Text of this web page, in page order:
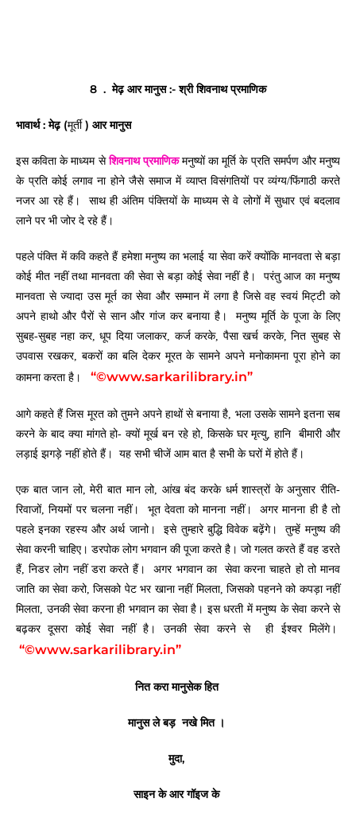
8 . मेढ़ आर मानुस :- श्री शिवनाथ प्रमाणिक
भावार्थ :मेढ़ (मूर्ती ) आर मानुस
इस कविता के माध्यम सेशिवनाथ प्रमाणिकमनुष्यों का मूर्ति के प्रति समर्पण और मनुष्य
के प्रति कोई लगाव ना होने जैसे समाज में व्याप्त विसंगतियों पर व्यंग्य/फिंगाठी करते
नजर आ रहे हैं। साथ ही अंतिम पंक्तियों के माध्यम से वे लोगों में सुधार एवं बदलाव
लाने पर भी जोर दे रहे हैं।
पहले पंक्ति में कवि कहते हैं हमेशा मनुष्य का भलाई या सेवा करें क्योंकि मानवता से बड़ा
कोई मीत नहीं तथा मानवता की सेवा से बड़ा कोई सेवा नहीं है। परंतु आज का मनुष्य
मानवता से ज्यादा उस मूर्त का सेवा और सम्मान में लगा है जिसे वह स्वयं मिट्टी को
अपने हाथो और पैरों से सान और गांज कर बनाया है। मनुष्य मूर्ति के पूजा के लिए
सुबह-सुबह नहा कर, धूप दिया जलाकर, कर्ज करके, पैसा खर्च करके, नित सुबह से
उपवास रखकर, बकरों का बलि देकर मूरत के सामने अपने मनोकामना पूरा होने का
कामना करता है।
“©www.sarkarilibrary.in”
आगे कहते हैं जिस मूरत को तुमने अपने हाथों से बनाया है, भला उसके सामने इतना सब
करने के बाद क्या मांगते हो- क्यों मूर्ख बन रहे हो, किसके घर मृत्यु, हानि बीमारी और
लड़ाई झगड़े नहीं होते हैं। यह सभी चीजें आम बात है सभी के घरों में होते हैं।
एक बात जान लो, मेरी बात मान लो, आंख बंद करके धर्म शास्त्रों के अनुसार रीति-
रिवाजों, नियमों पर चलना नहीं। भूत देवता को मानना नहीं। अगर मानना ही है तो
पहले इनका रहस्य और अर्थ जानो। इसे तुम्हारे बुद्धि विवेक बढ़ेंगे। तुम्हें मनुष्य की
सेवा करनी चाहिए। डरपोक लोग भगवान की पूजा करते है। जो गलत करते हैं वह डरते
हैं, निडर लोग नहीं डरा करते हैं। अगर भगवान का सेवा करना चाहते हो तो मानव
जाति का सेवा करो, जिसको पेट भर खाना नहीं मिलता, जिसको पहनने को कपड़ा नहीं
मिलता, उनकी सेवा करना ही भगवान का सेवा है। इस धरती में मनुष्य के सेवा करने से
बढ़कर दूसरा कोई सेवा नहीं है। उनकी सेवा करने से ही ईश्वर मिलेंगे।
“©www.sarkarilibrary.in”
नित करा मानुसेक हित
मानुस ले बड़ नखे मित ।
मुदा,
साइन के आर गॉइज के